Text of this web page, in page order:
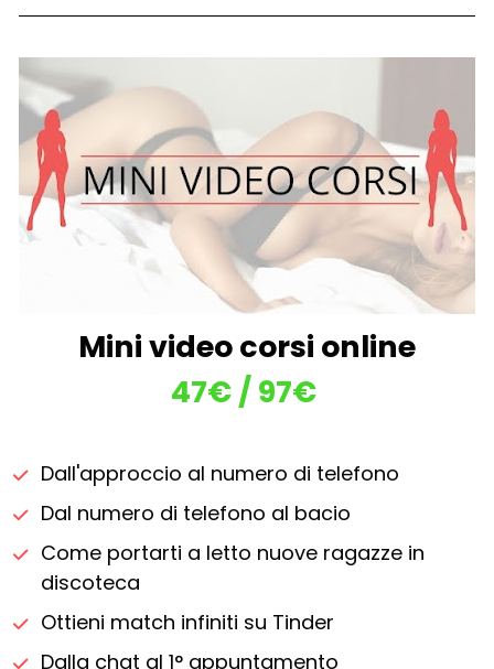
Mini video corsi online
47€ / 97€
Dall'approccio al numero di telefono
Dal numero di telefono al bacio
Come portarti a letto nuove ragazze in
discoteca
Ottieni match infiniti su Tinder
Dalla chat al 1° appuntamento